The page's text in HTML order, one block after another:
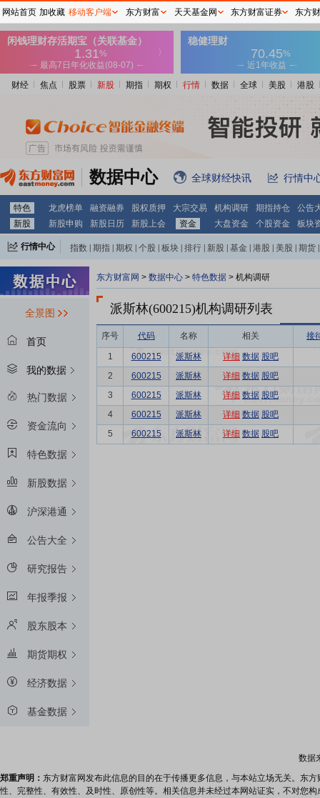
财经 焦点 股票 新股 期指 期权 行情 数据 全球 美股 港股
数据中心 全球财经快讯 行情中
特色 龙虎榜单 融资融券 股权质押 大宗交易 机构调研 期指持仓
公告
新股
新股申购 新股日历 新股上会 资金 大盘资金 个股资金 板块
行情中心 指数 期指 期权 个股 板块 排行 新股 基金 港股 美股 期货
全景图
首页
我的数据
热门数据
资金流向
特色数据
新股数据
沪深港通
公告大全
研究报告
年报季报
股东股本
期货期权
经济数据
基金数据
东方财富网 > 数据中心 > 特色数据 > 机构调研
派斯林(600215)机构调研列表
序号 代码 名称 相关 接
1 600215 派斯林 详细 数据 股吧
2
600215 派斯林 详细 数据 股吧
3
600215 派斯林 详细 数据 股吧
4
600215 派斯林 详细 数据 股吧
5
600215 派斯林 详细 数据 股吧
数据
郑重声明： 东方财富网发布此信息的目的在于传播更多信息，与本站立场无关。东
性、完整性、有效性、及时性、原创性等。相关信息并未经过本网站证实，不对您
网站首页 加收藏 移动客户端 东方财富 天天基金网 东方财富证券 东方